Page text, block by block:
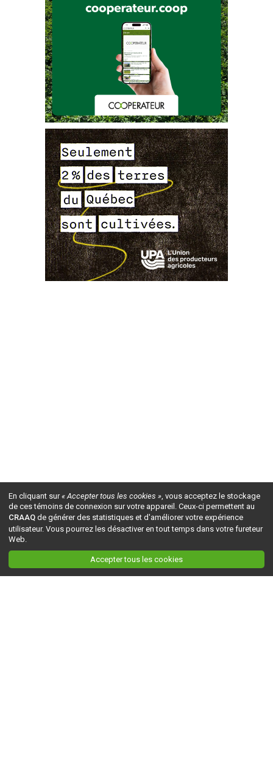
En cliquant sur« Accepter tous les cookies », vous acceptez le stockage
de ces témoins de connexion sur votre appareil. Ceux-ci permettent au
CRAAQ de générer des statistiques et d'améliorer votre expérience
utilisateur. Vous pourrez les désactiver en tout temps dans votre fureteur
Web.
Accepter tous les cookies